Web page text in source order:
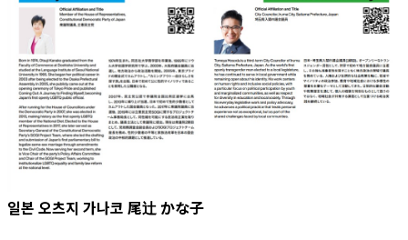
일본 오츠지 가나코 尾辻 かな子